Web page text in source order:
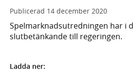
Publicerad 14 december 2020
Spelmarknadsutredningen har i
slutbetänkande till regeringen.
Ladda ner: